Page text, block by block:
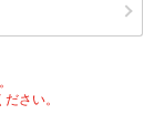
さい。